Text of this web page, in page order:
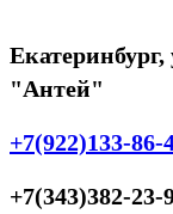
"Антей"
+7(922)133-86-
+7(343)382-23-